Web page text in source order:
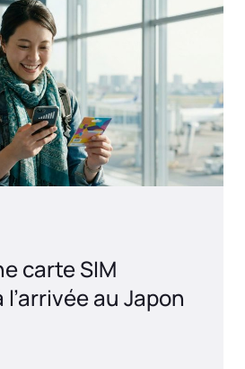
carte SIM
au Japon